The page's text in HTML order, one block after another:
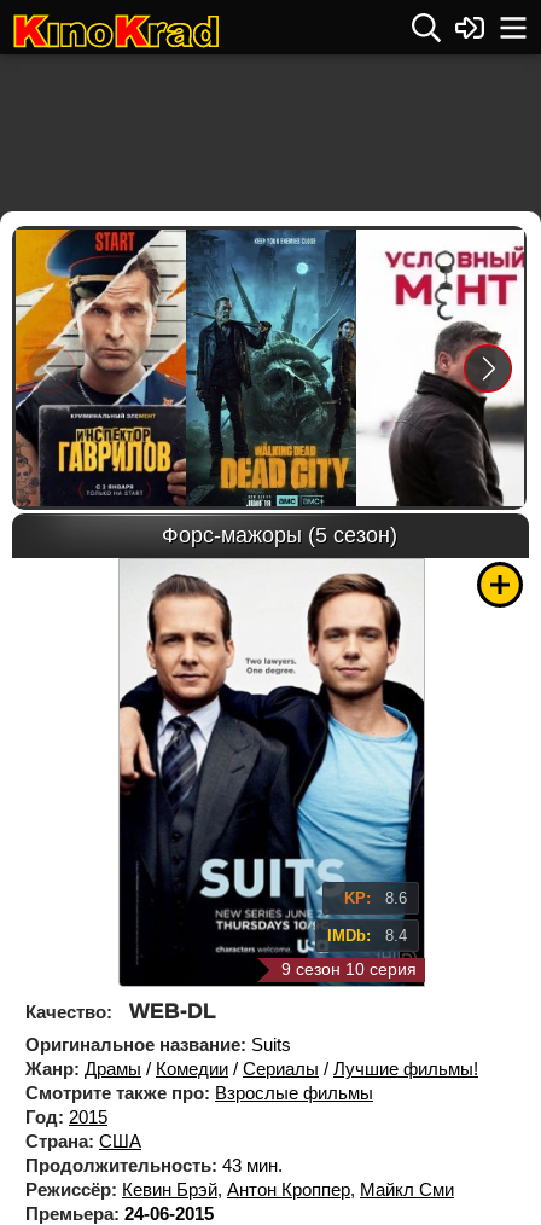
Форс-мажоры (5 сезон)
9 сезон 10 серия
KP: 8.6
IMDb: 8.4
Качество: WEB-DL
Оригинальное название: Suits
Жанр: Драмы / Комедии / Сериалы / Лучшие фильмы!
Смотрите также про: Взрослые фильмы
Год: 2015
Страна: США
Продолжительность: 43 мин.
Режиссёр: Кевин Брэй, Антон Кроппер, Майкл Сми
Премьера: 24-06-2015
Previous Next